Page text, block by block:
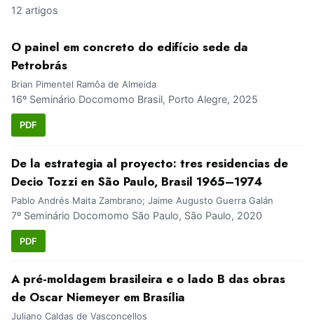
12 artigos
O painel em concreto do edifício sede da
Petrobrás
Brian Pimentel Ramôa de Almeida
16º Seminário Docomomo Brasil, Porto Alegre, 2025
PDF
De la estrategia al proyecto: tres residencias de
Decio Tozzi en São Paulo, Brasil 1965–1974
Pablo Andrés Maita Zambrano; Jaime Augusto Guerra Galán
7º Seminário Docomomo São Paulo, São Paulo, 2020
PDF
A pré-moldagem brasileira e o lado B das obras
de Oscar Niemeyer em Brasília
Juliano Caldas de Vasconcellos